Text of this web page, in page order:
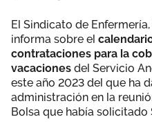
El Sindicato de
informa sobre el
contrataciones para la
vacaciones del Servicio
este año 2023 del que ha
administración en la
Bolsa que había solicitado